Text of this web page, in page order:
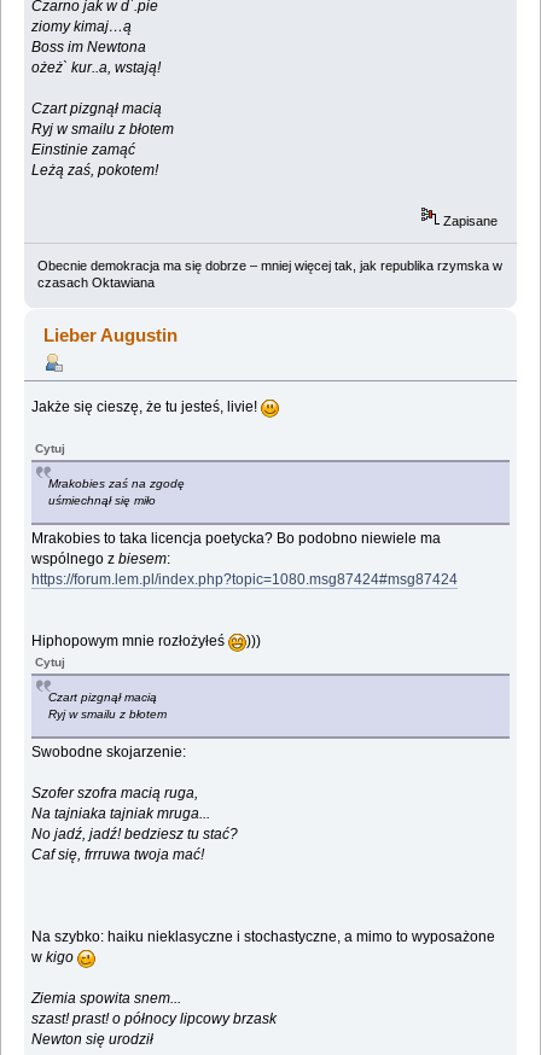
Czarno jak w d`.pie
ziomy kimaj…ą
Boss im Newtona
ożeż` kur..a, wstają!
Czart pizgnął macią
Ryj w smailu z błotem
Einstinie zamąć
Leżą zaś, pokotem!
Zapisane
Obecnie demokracja ma się dobrze – mniej więcej tak, jak republika rzymska w
czasach Oktawiana
Lieber Augustin
Jakże się cieszę, że tu jesteś, livie!
Cytuj
Mrakobies zaś na zgodę
uśmiechnął się miło
Mrakobies to taka licencja poetycka? Bo podobno niewiele ma
wspólnego zbiesem:
https://forum.lem.pl/index.php?topic=1080.msg87424#msg87424
Hiphopowym mnie rozłożyłeś )))
Cytuj
Czart pizgnął macią
Ryj w smailu z błotem
Swobodne skojarzenie:
Szofer szofra macią ruga,
Na tajniaka tajniak mruga...
No jadź, jadź! bedziesz tu stać?
Caf się, frrruwa twoja mać!
Na szybko: haiku nieklasyczne i stochastyczne, a mimo to wyposażone
wkigo
Ziemia spowita snem...
szast! prast! o północy lipcowy brzask
Newton się urodził